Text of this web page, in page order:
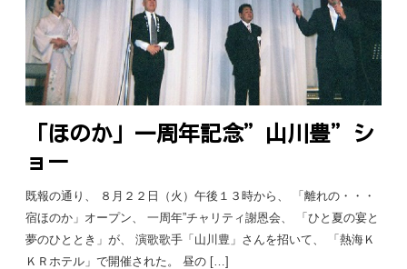
「ほのか」一周年記念”山川豊”シ
ョー
既報の通り、 ８月２２日（火）午後１３時から、 「離れの・・・
宿ほのか」オープン、 一周年”チャリティ謝恩会、 「ひと夏の宴と
夢のひととき」が、 演歌歌手「山川豊」さんを招いて、 「熱海Ｋ
ＫＲホテル」で開催された。 昼の […]